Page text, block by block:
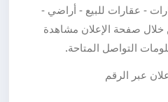
- عقارات للبيع - أراضي -
خلال صفحة الإعلان مشاهدة
التواصل المتاحة.
عبر الرقم